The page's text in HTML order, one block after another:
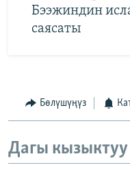
Бээжиндин
саясаты
Бөлүшүңүз
Дагы